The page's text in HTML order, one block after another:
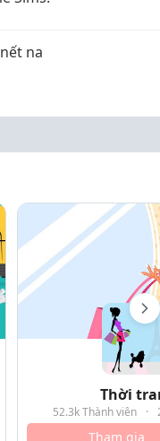
na
Thời
52.3k Thành viên ·
Tham gia